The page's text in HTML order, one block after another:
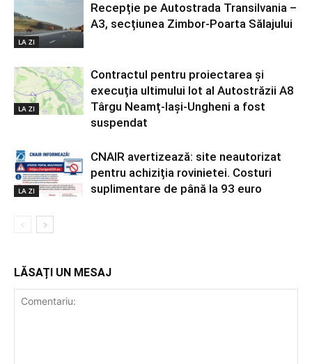
LA ZI
Recepție pe Autostrada Transilvania –
A3, secțiunea Zimbor-Poarta Sălajului
LA ZI
Contractul pentru proiectarea și
execuția ultimului lot al Autostrăzii A8
Târgu Neamț-Iași-Ungheni a fost
suspendat
LA ZI
CNAIR avertizează: site neautorizat
pentru achiziția rovinietei. Costuri
suplimentare de până la 93 euro
LĂSAȚI UN MESAJ